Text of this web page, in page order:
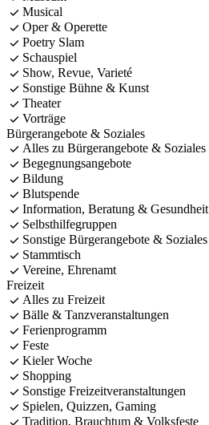
Musical
Oper & Operette
Poetry Slam
Schauspiel
Show, Revue, Varieté
Sonstige Bühne & Kunst
Theater
Vorträge
Bürgerangebote & Soziales
Alles zu Bürgerangebote & Soziales
Begegnungsangebote
Bildung
Blutspende
Information, Beratung & Gesundheit
Selbsthilfegruppen
Sonstige Bürgerangebote & Soziales
Stammtisch
Vereine, Ehrenamt
Freizeit
Alles zu Freizeit
Bälle & Tanzveranstaltungen
Ferienprogramm
Feste
Kieler Woche
Shopping
Sonstige Freizeitveranstaltungen
Spielen, Quizzen, Gaming
Tradition, Brauchtum & Volksfeste